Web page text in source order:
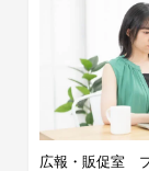
広報・販促室